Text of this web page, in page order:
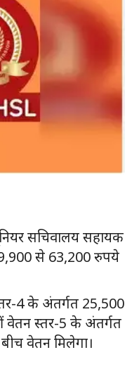
सचिवालय सहायक
से 63,200 रुपये
4 के अंतर्गत 25,500
वेतन स्तर-5 के अंतर्गत
वेतन मिलेगा।